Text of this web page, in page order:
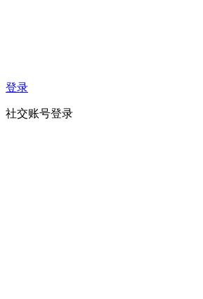
登录
社交账号登录